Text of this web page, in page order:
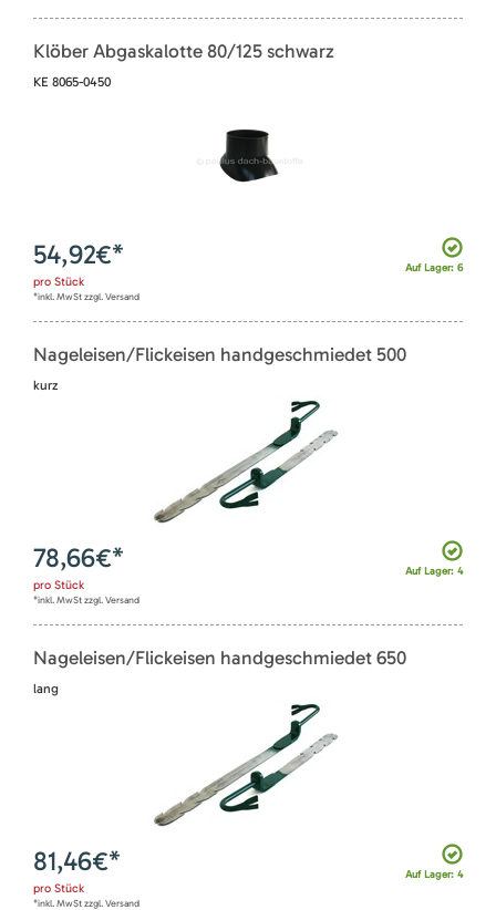
Klöber Abgaskalotte 80/125 schwarz
KE 8065-0450
Auf Lager: 6
54,92€*
pro Stück
*inkl. MwSt zzgl. Versand
Nageleisen/Flickeisen handgeschmiedet 500
kurz
Auf Lager: 4
78,66€*
pro Stück
*inkl. MwSt zzgl. Versand
Nageleisen/Flickeisen handgeschmiedet 650
lang
Auf Lager: 4
81,46€*
pro Stück
*inkl. MwSt zzgl. Versand